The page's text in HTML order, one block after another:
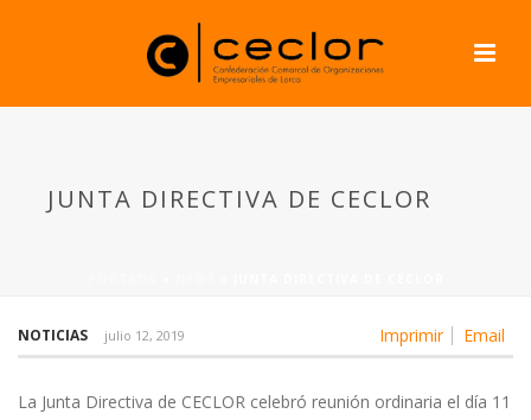
JUNTA DIRECTIVA DE CECLOR
Imprimir Email
NOTICIAS julio 12, 2019
La Junta Directiva de CECLOR celebró reunión ordinaria el día 11